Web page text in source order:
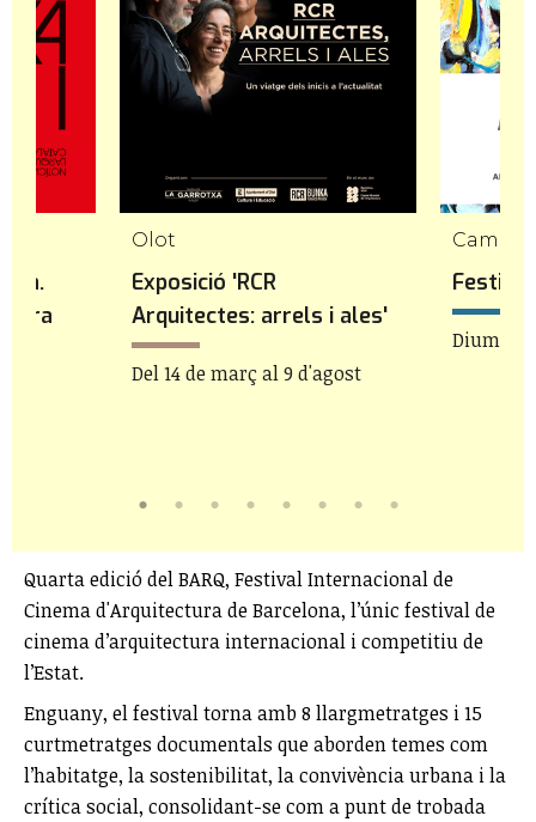
Olot
Exposició 'RCR
Arquitectes: arrels i ales'
Del 14 de març al 9 d'agost
Quarta edició del BARQ, Festival Internacional de
Cinema d'Arquitectura de Barcelona, l’únic festival de
cinema d’arquitectura internacional i competitiu de
l’Estat.
Enguany, el festival torna amb 8 llargmetratges i 15
curtmetratges documentals que aborden temes com
l’habitatge, la sostenibilitat, la convivència urbana i la
crítica social, consolidant-se com a punt de trobada